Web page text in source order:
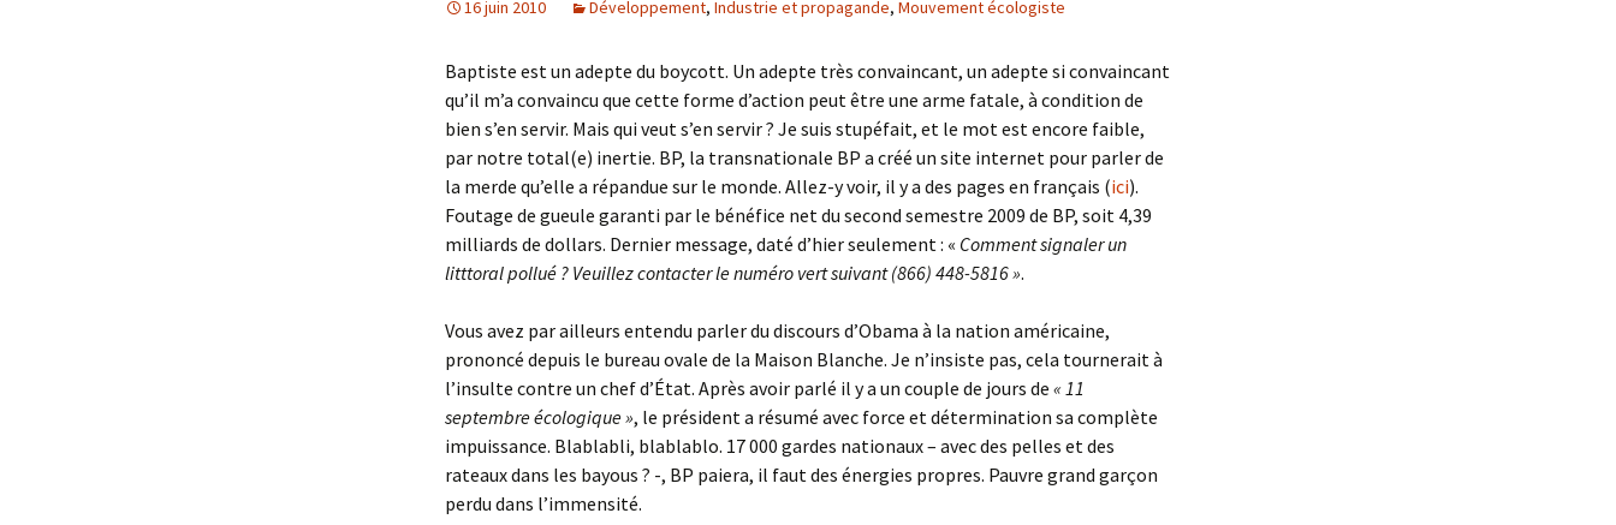
16 juin 2010 Développement, Industrie et propagande, Mouvement écologiste
Baptiste est un adepte du boycott. Un adepte très convaincant, un adepte si convaincant
qu’il m’a convaincu que cette forme d’action peut être une arme fatale, à condition de
bien s’en servir. Mais qui veut s’en servir ? Je suis stupéfait, et le mot est encore faible,
par notre total(e) inertie. BP, la transnationale BP a créé un site internet pour parler de
la merde qu’elle a répandue sur le monde. Allez-y voir, il y a des pages en français (ici).
Foutage de gueule garanti par le bénéfice net du second semestre 2009 de BP, soit 4,39
milliards de dollars. Dernier message, daté d’hier seulement : « Comment signaler un
litttoral pollué ? Veuillez contacter le numéro vert suivant (866) 448-5816 ».
Vous avez par ailleurs entendu parler du discours d’Obama à la nation américaine,
prononcé depuis le bureau ovale de la Maison Blanche. Je n’insiste pas, cela tournerait à
l’insulte contre un chef d’État. Après avoir parlé il y a un couple de jours de « 11
septembre écologique », le président a résumé avec force et détermination sa complète
impuissance. Blablabli, blablablo. 17 000 gardes nationaux – avec des pelles et des
rateaux dans les bayous ? -, BP paiera, il faut des énergies propres. Pauvre grand garçon
perdu dans l’immensité.